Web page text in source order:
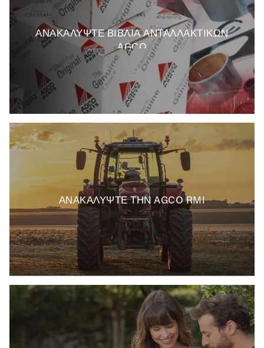
ΑΝΑΚΑΛΥΨΤΕ ΒΙΒΛΙΑ ΑΝΤΑΛΛΑΚΤΙΚΩΝ
AGCO
ΑΝΑΚΑΛΥΨΤΕ ΤΗΝ AGCO RMI